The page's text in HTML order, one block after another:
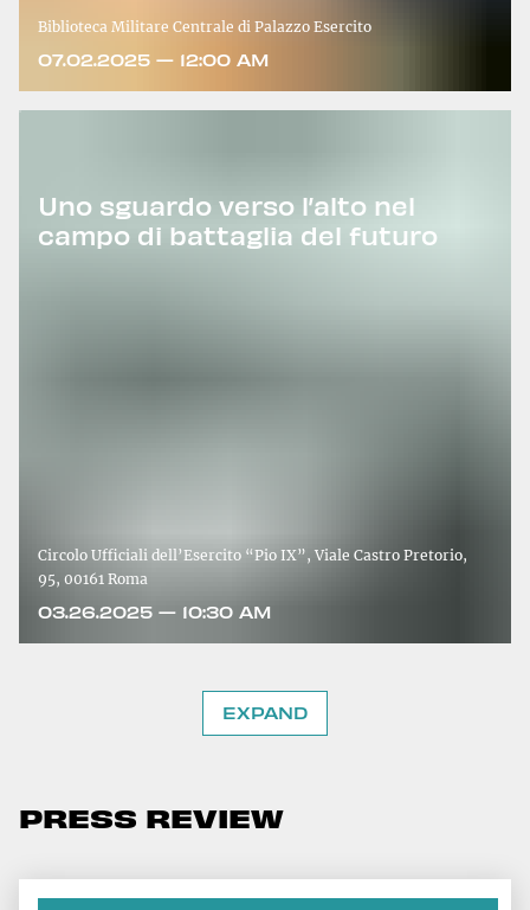
Biblioteca Militare Centrale di Palazzo Esercito
07.02.2025 — 12:00 AM
Uno sguardo verso l’alto nel
campo di battaglia del futuro
Circolo Ufficiali dell’Esercito “Pio IX”, Viale Castro Pretorio,
95, 00161 Roma
03.26.2025 — 10:30 AM
EXPAND
PRESS REVIEW